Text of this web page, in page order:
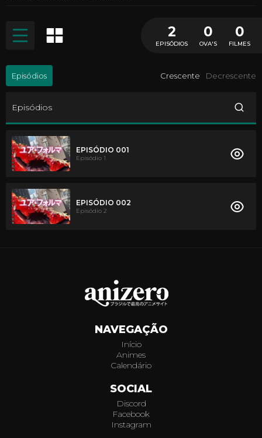
2
EPISÓDIOS
0
OVA'S
0
FILMES
Episódios Crescente Decrescente
Episódios
EPISÓDIO 001
Episódio 1
EPISÓDIO 002
Episódio 2
NAVEGAÇÃO
Início
Animes
Calendário
SOCIAL
Discord
Facebook
Instagram